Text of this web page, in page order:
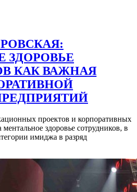
ЗДОРОВЬЕ
КАК ВАЖНАЯ
проектов и корпоративных
здоровье сотрудников, в
имиджа в разряд